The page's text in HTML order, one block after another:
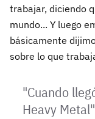
trabajar, diciendo
mundo... Y luego
básicamente
sobre lo que
"Cuando
Heavy Metal"